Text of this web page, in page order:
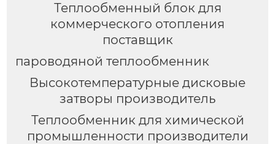
Теплообменный блок для
коммерческого отопления
поставщик
пароводяной теплообменник
Высокотемпературные дисковые
затворы производитель
Теплообменник для химической
промышленности производители